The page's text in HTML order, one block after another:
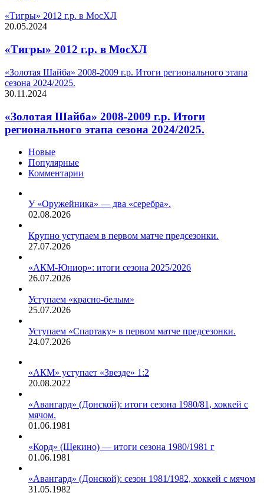
«Тигры» 2012 г.р. в МосХЛ
20.05.2024
«Тигры» 2012 г.р. в МосХЛ
«Золотая Шайба» 2008-2009 г.р. Итоги регионального этапа
сезона 2024/2025.
30.11.2024
«Золотая Шайба» 2008-2009 г.р. Итоги
регионального этапа сезона 2024/2025.
Новые
Популярные
Комментарии
У «Оружейника» — два «серебра».
02.08.2026
Крупно уступаем в первом матче предсезонки.
27.07.2026
«АКМ-Юниор»: итоги сезона 2025/2026
26.07.2026
Уступаем «красно-белым»
25.07.2026
Уступаем «Спартаку» в первом матче предсезонки.
24.07.2026
«АКМ» уступает «Звезде» 1:2
20.08.2022
«Авангард» (Донской): итоги сезона 1980/81, хоккей с
мячом.
01.06.1981
«Корд» (Щекино) — итоги сезона 1980/1981 г
01.06.1981
«Авангард» (Донской): сезон 1981/1982, хоккей с мячом
31.05.1982